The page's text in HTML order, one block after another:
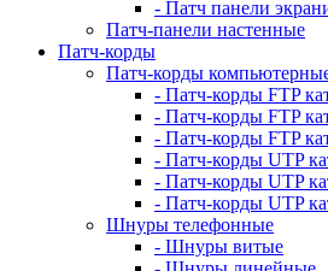
- Патч панели
Патч-панели настенные
Патч-корды
Патч-корды
- Патч-корды FTP
- Патч-корды FTP
- Патч-корды FTP
- Патч-корды UTP
- Патч-корды UTP
- Патч-корды UTP
Шнуры телефонные
- Шнуры витые